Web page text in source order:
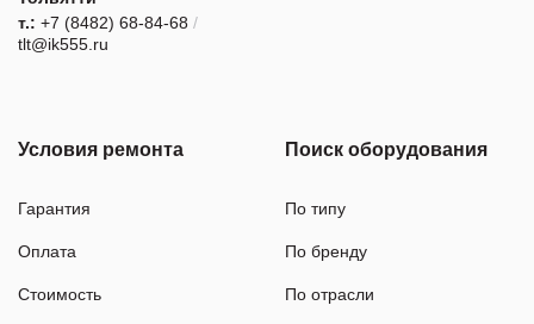
т.: +7 (8482) 68-84-68 /
tlt@ik555.ru
Условия ремонта
Гарантия
Оплата
Стоимость
Поиск оборудования
По типу
По бренду
По отрасли